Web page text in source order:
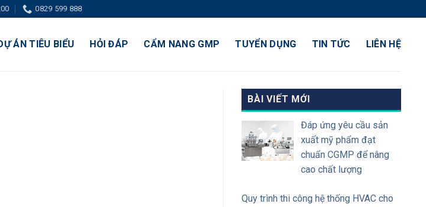
0829 599 888
ÁN TIÊU BIỂU HỎI ĐÁP CẨM NANG GMP TUYỂN DỤNG TIN TỨC LIÊN HỆ
BÀI VIẾT MỚI
Đáp ứng yêu cầu sản
xuất mỹ phẩm đạt
chuẩn CGMP để nâng
cao chất lượng
Quy trình thi công hệ thống HVAC cho